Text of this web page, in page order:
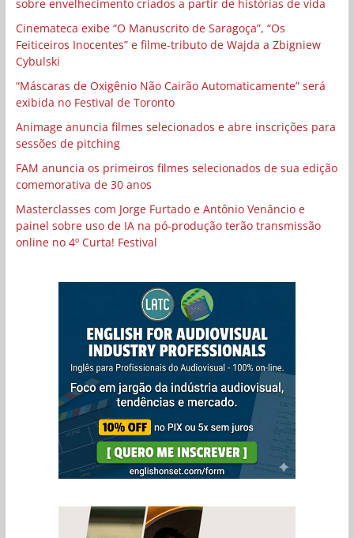
sobre envelhecimento criados a partir de histórias de vida
Cinemateca exibe “O Manuscrito de Saragoça”, “Os
Feiticeiros Inocentes” e filme-tributo de Wajda a Zbigniew
Cybulski
“Máscaras de Oxigênio Não Cairão Automaticamente” será
exibida no Festival de Toronto
Animage anuncia filmes selecionados e abre inscrições para
sessões de pitching
FAM anuncia os primeiros filmes selecionados de sua edição
comemorativa de 30 anos
Masterclasses com Jorge Furtado e Antônio Venâncio e
painel sobre uso de IA na pó-produção terão transmissão
online no 4º Curta! Festival